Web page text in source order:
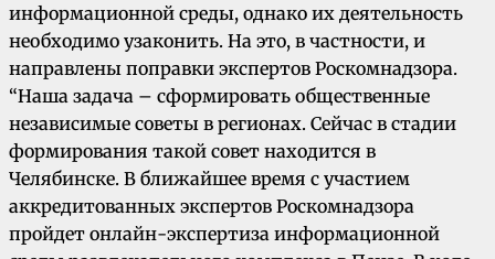
информационной среды, однако их деятельность
необходимо узаконить. На это, в частности, и
направлены поправки экспертов Роскомнадзора.
“Наша задача – сформировать общественные
независимые советы в регионах. Сейчас в стадии
формирования такой совет находится в
Челябинске. В ближайшее время с участием
аккредитованных экспертов Роскомнадзора
пройдет онлайн-экспертиза информационной